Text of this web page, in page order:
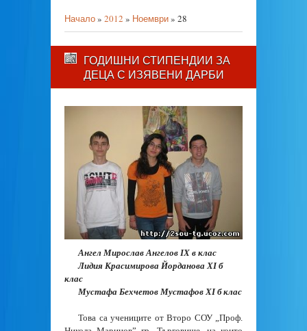
Начало» 2012 » Ноември» 28
ГОДИШНИ СТИПЕНДИИ ЗА
ДЕЦА С ИЗЯВЕНИ ДАРБИ
Ангел Мирослав Ангелов ІХ в клас
Лидия Красимирова Йорданова ХІ б
клас
Мустафа Бехчетов Мустафов ХІ б клас
Това са учениците от Второ СОУ „Проф.